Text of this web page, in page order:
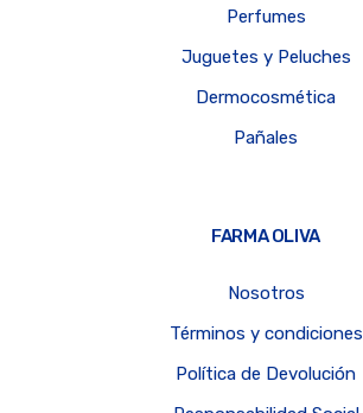
Perfumes
Juguetes y Peluches
Dermocosmética
Pañales
FARMA OLIVA
Nosotros
Términos y condiciones
Política de Devolución